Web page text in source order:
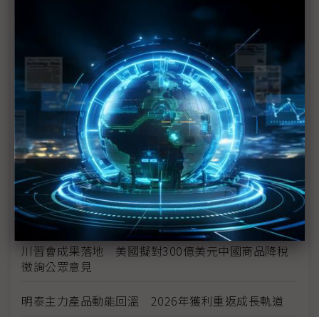
中資背景也能過關 Volvo獲白宮豁免可繼續在美賣
車
裕隆國產、外銷同步並進 嚴陳莉蓮：AI賦能強化核
心競爭力與轉型
茂林加速東南亞布局 越南新廠2Q量產、泰國建廠規
畫隨後上
川普關稅再退款206億美元 CBP同步修正兩週前烏
龍數字
川習會成果落地 美國擬對300億美元中國商品降稅
徵詢公眾意見
明泰主力產品動能回溫 2026年獲利重返成長軌道